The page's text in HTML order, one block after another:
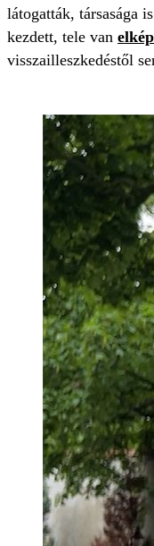
látogatták, társasága
kezdett, tele van
visszailleszkedéstől